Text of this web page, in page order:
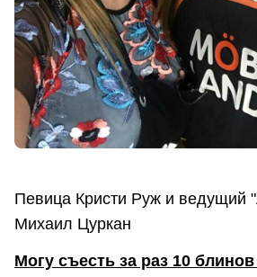
Певица Кристи Руж и ведущий
Михаил Цуркан
Могу съесть за раз 10